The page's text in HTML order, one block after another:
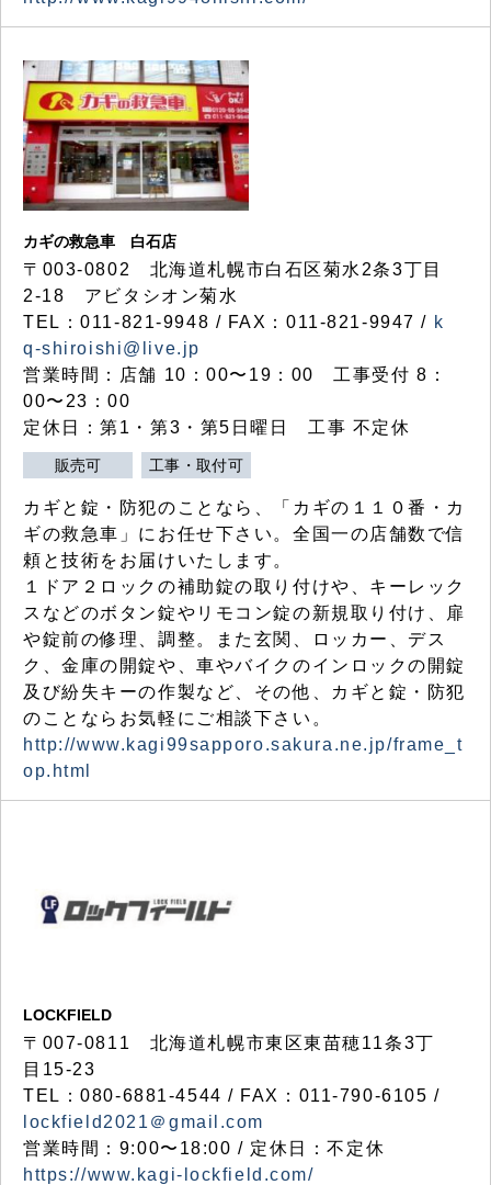
カギの救急車 白石店
〒003-0802 北海道札幌市白石区菊水2条3丁目
2-18 アビタシオン菊水
TEL：011-821-9948 / FAX：011-821-9947 / k
q-shiroishi@live.jp
営業時間：店舗 10：00〜19：00 工事受付 8：
00〜23：00
定休日：第1・第3・第5日曜日 工事 不定休
販売可 工事・取付可
カギと錠・防犯のことなら、「カギの１１０番・カ
ギの救急車」にお任せ下さい。全国一の店舗数で信
頼と技術をお届けいたします。
１ドア２ロックの補助錠の取り付けや、キーレック
スなどのボタン錠やリモコン錠の新規取り付け、扉
や錠前の修理、調整。また玄関、ロッカー、デス
ク、金庫の開錠や、車やバイクのインロックの開錠
及び紛失キーの作製など、その他、カギと錠・防犯
のことならお気軽にご相談下さい。
http://www.kagi99sapporo.sakura.ne.jp/frame_t
op.html
LOCKFIELD
〒007-0811 北海道札幌市東区東苗穂11条3丁
目15-23
TEL：080-6881-4544 / FAX：011-790-6105 /
lockfield2021＠gmail.com
営業時間：9:00〜18:00 / 定休日：不定休
https://www.kagi-lockfield.com/